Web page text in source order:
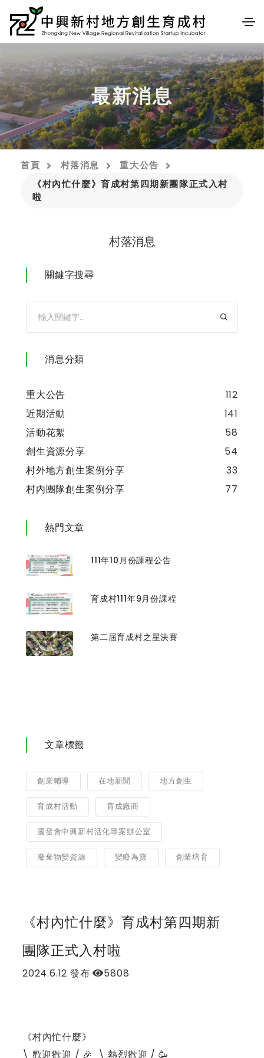
最新消息
首頁 村落消息
重大公告
《村內忙什麼》育成村第四期新團隊正式入村
啦
村落消息
關鍵字搜尋
消息分類
重大公告
112
近期活動
141
活動花絮
58
創生資源分享
54
村外地方創生案例分享
33
村內團隊創生案例分享
77
熱門文章
111年10月份課程公告
育成村111年9月份課程
第二屆育成村之星決賽
文章標籤
創業輔導 在地新聞 地方創生
育成村活動 育成廠商
國發會中興新村活化專案辦公室
廢棄物變資源 變廢為寶 創業培育
《村內忙什麼》育成村第四期新
團隊正式入村啦
2024.6.12 發布 5808
《村內忙什麼》
\ 歡迎歡迎 / 🎉 \ 熱烈歡迎 / 🥳